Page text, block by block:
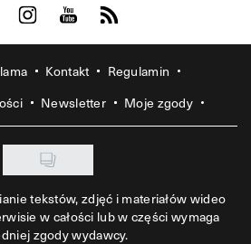
us on Facebook
Visit us on Instagram
Visit us on Youtube
Visit us on Rss
Kontakt
Regulamin
Newsletter Moje zgody
tekstów, zdjęć i materiałów wideo
w całości lub w części wymaga
zgody wydawcy.